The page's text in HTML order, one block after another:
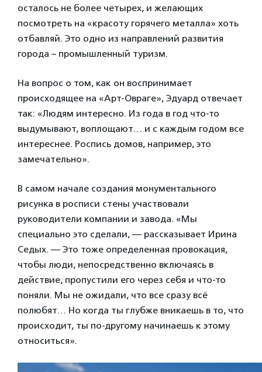
осталось не более четырех, и желающих
посмотреть на «красоту горячего металла» хоть
отбавляй. Это одно из направлений развития
города – промышленный туризм.
На вопрос о том, как он воспринимает
происходящее на «Арт-Овраге», Эдуард отвечает
так: «Людям интересно. Из года в год что-то
выдумывают, воплощают… и с каждым годом все
интереснее. Роспись домов, например, это
замечательно».
В самом начале создания монументального
рисунка в росписи стены участвовали
руководители компании и завода. «Мы
специально это сделали, — рассказывает Ирина
Седых. — Это тоже определенная провокация,
чтобы люди, непосредственно включаясь в
действие, пропустили его через себя и что-то
поняли. Мы не ожидали, что все сразу всё
полюбят… Но когда ты глубже вникаешь в то, что
происходит, ты по-другому начинаешь к этому
относиться».